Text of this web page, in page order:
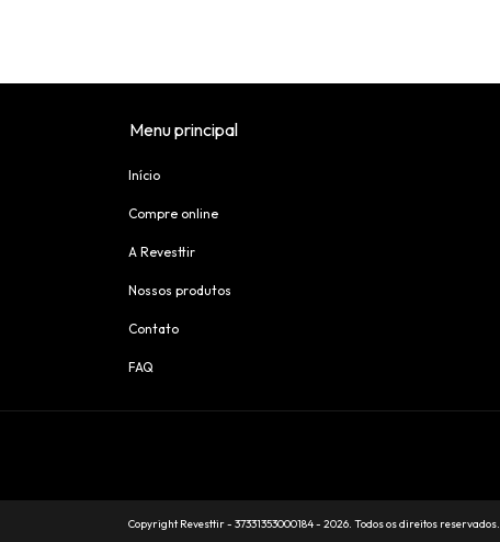
Menu principal
Início
Compre online
A Revesttir
Nossos produtos
Contato
FAQ
Copyright Revesttir - 37331353000184 - 2026. Todos os direitos reservados.